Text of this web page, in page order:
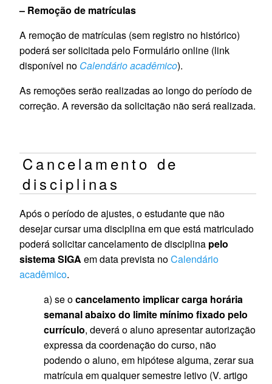
– Remoção de matrículas
A remoção de matrículas (sem registro no histórico)
poderá ser solicitada pelo Formulário online (link
disponível no Calendário acadêmico).
As remoções serão realizadas ao longo do período de
correção. A reversão da solicitação não será realizada.
Cancelamento de
disciplinas
Após o período de ajustes, o estudante que não
desejar cursar uma disciplina em que está matriculado
poderá solicitar cancelamento de disciplina pelo
sistema SIGA em data prevista noCalendário
acadêmico.
a) se ocancelamento implicar carga horária
semanal abaixo do limite mínimo fixado pelo
currículo, deverá o aluno apresentar autorização
expressa da coordenação do curso, não
podendo o aluno, em hipótese alguma, zerar sua
matrícula em qualquer semestre letivo (V. artigo